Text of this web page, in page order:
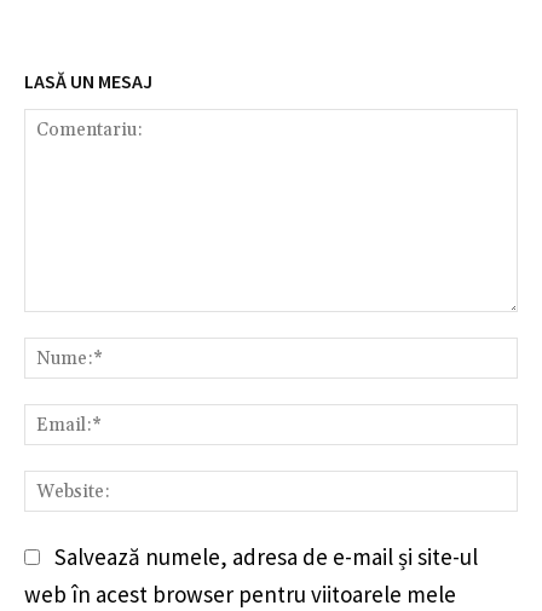
LASĂ UN MESAJ
Salvează numele, adresa de e-mail și site-ul
web în acest browser pentru viitoarele mele